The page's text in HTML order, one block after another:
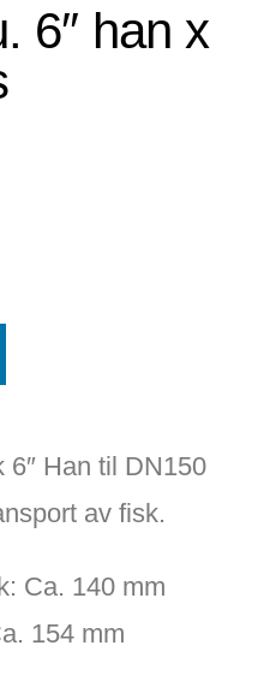
6″ han x
6″ Han til DN150
av fisk.
Ca. 140 mm
154 mm